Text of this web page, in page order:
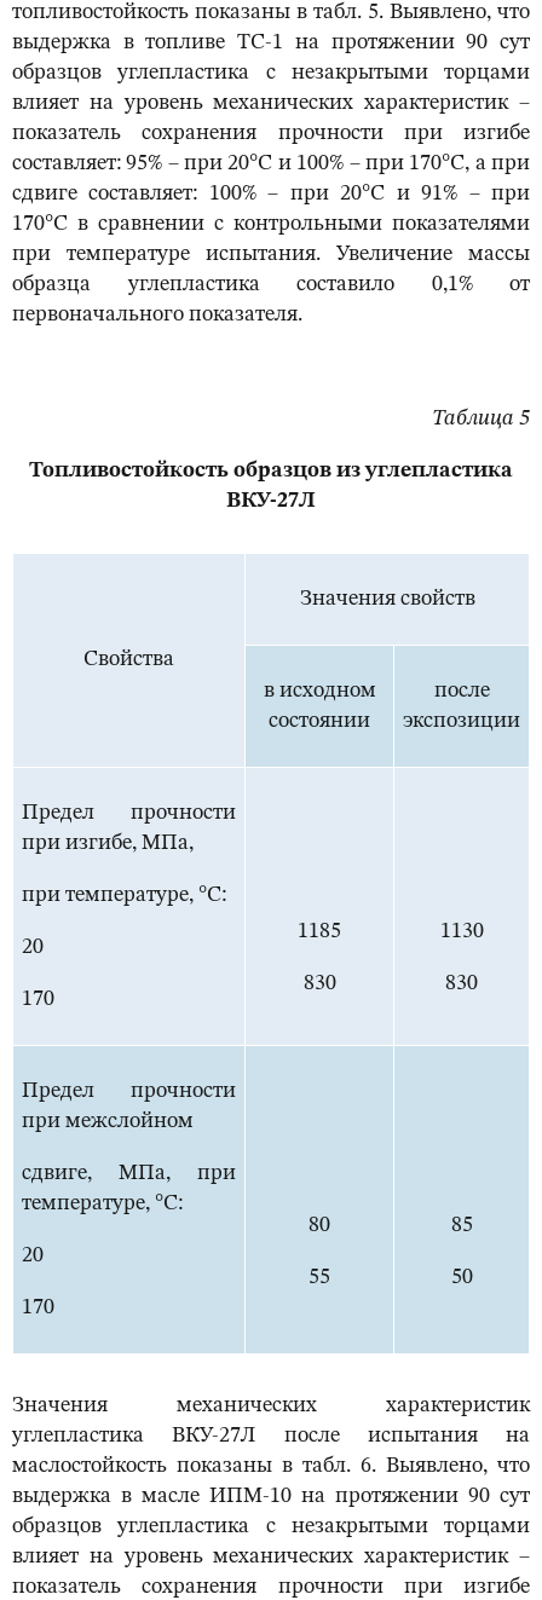
топливостойкость показаны в табл. 5. Выявлено, что
выдержка в топливе ТС-1 на протяжении 90 сут
образцов углепластика с незакрытыми торцами
влияет на уровень механических характеристик –
показатель сохранения прочности при изгибе
составляет: 95% – при 20°С и 100% – при 170°С, а при
сдвиге составляет: 100% – при 20°С и 91% – при
170°С в сравнении с контрольными показателями
при температуре испытания. Увеличение массы
образца углепластика составило 0,1% от
первоначального показателя.
Таблица 5
Топливостойкость образцов из углепластика
ВКУ-27Л
Свойства
Значения свойств
в исходном
состоянии
после
экспозиции
Предел прочности
при изгибе, МПа,
при температуре, °С:
20
170
1185
830
1130
830
Предел прочности
при межслойном
сдвиге, МПа, при
температуре, °С:
20
170
80
55
85
50
Значения механических характеристик
углепластика ВКУ-27Л после испытания на
маслостойкость показаны в табл. 6. Выявлено, что
выдержка в масле ИПМ-10 на протяжении 90 сут
образцов углепластика с незакрытыми торцами
влияет на уровень механических характеристик –
показатель сохранения прочности при изгибе